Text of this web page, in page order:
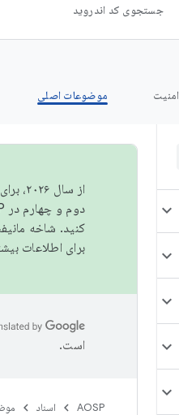
جستجوی کد اندروید
امنیت موضوعات اصلی
از
دوم و چهارم در AOSP منتشر خواهیم کرد. برای ساخت و مشارکت در AOSP،
کنید. شاخه
برای اطلاعات
است.
AOSP اسناد